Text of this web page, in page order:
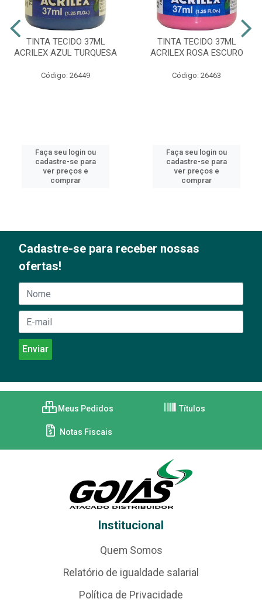
TINTA TECIDO 37ML
ACRILEX AZUL TURQUESA
Código: 26449
Faça seu login ou
cadastre-se para
ver preços e
comprar
TINTA TECIDO 37ML
ACRILEX ROSA ESCURO
Código: 26463
Faça seu login ou
cadastre-se para
ver preços e
comprar
Cadastre-se para receber nossas
ofertas!
Meus Pedidos Títulos
Notas Fiscais
Institucional
Quem Somos
Relatório de igualdade salarial
Política de Privacidade